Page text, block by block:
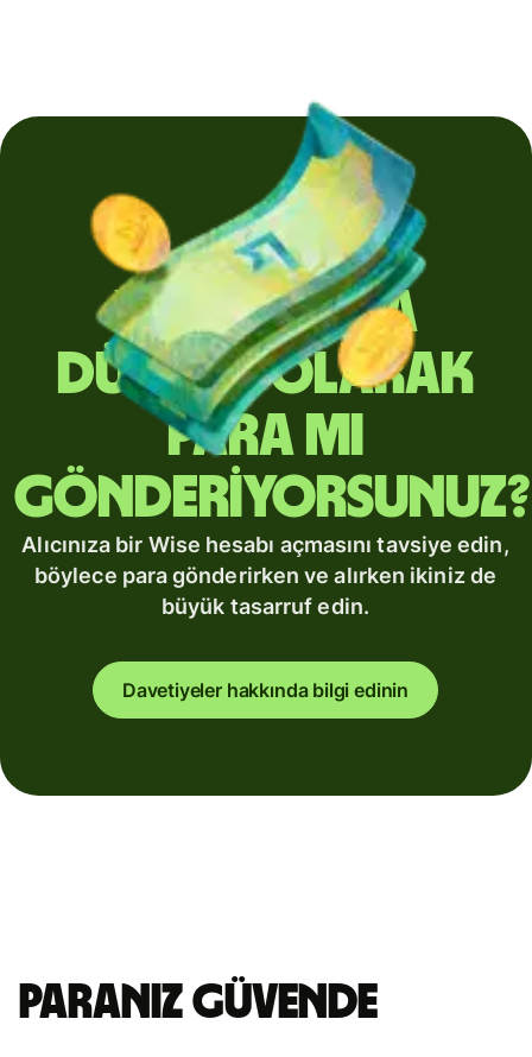
Yurt dışına
düzenli olarak
para mı
gönderiyorsunuz?
Alıcınıza bir Wise hesabı açmasını tavsiye edin,
böylece para gönderirken ve alırken ikiniz de
büyük tasarruf edin.
Davetiyeler hakkında bilgi edinin
Paranız güvende